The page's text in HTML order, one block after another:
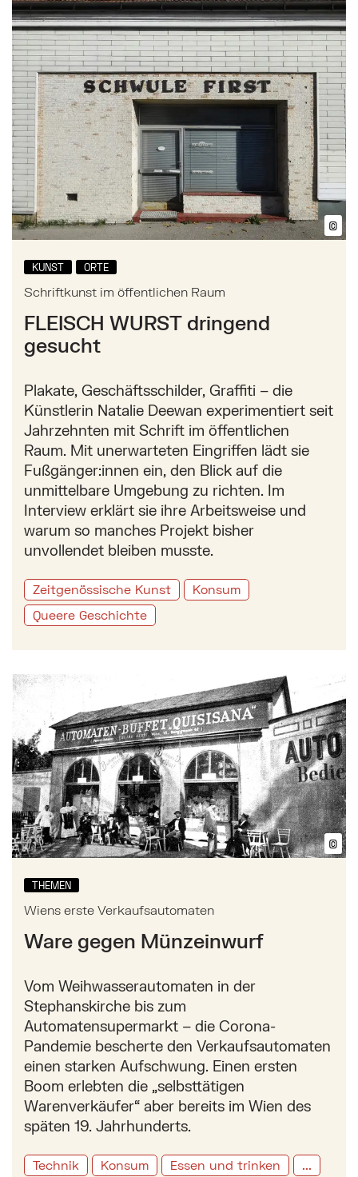
©
KUNST ORTE
Schriftkunst im öffentlichen Raum
FLEISCH WURST dringend
gesucht
Plakate, Geschäftsschilder, Graffiti – die
Künstlerin Natalie Deewan experimentiert seit
Jahrzehnten mit Schrift im öffentlichen
Raum. Mit unerwarteten Eingriffen lädt sie
Fußgänger:innen ein, den Blick auf die
unmittelbare Umgebung zu richten. Im
Interview erklärt sie ihre Arbeitsweise und
warum so manches Projekt bisher
unvollendet bleiben musste.
Zeitgenössische Kunst
Konsum
Queere Geschichte
©
THEMEN
Wiens erste Verkaufsautomaten
Ware gegen Münzeinwurf
Vom Weihwasserautomaten in der
Stephanskirche bis zum
Automatensupermarkt – die Corona-
Pandemie bescherte den Verkaufsautomaten
einen starken Aufschwung. Einen ersten
Boom erlebten die „selbsttätigen
Warenverkäufer“ aber bereits im Wien des
späten 19. Jahrhunderts.
Technik Konsum Essen und trinken ...
Mehr zu: Wiens erste Verkaufsautomaten